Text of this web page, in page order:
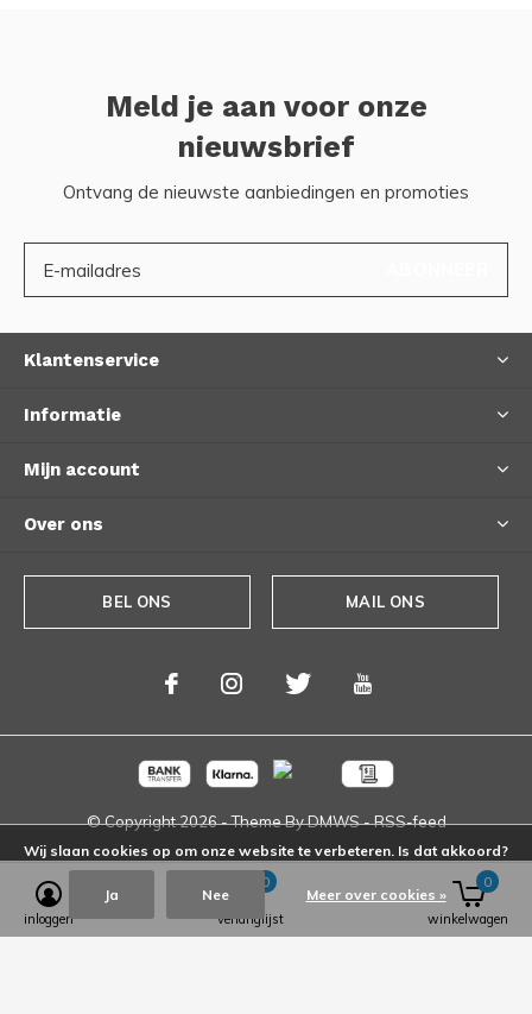
Meld je aan voor onze
nieuwsbrief
Ontvang de nieuwste aanbiedingen en promoties
Klantenservice
Informatie
Mijn account
Over ons
BEL ONS MAIL ONS
© Copyright2026- Theme ByDMWS-RSS-feed
inloggen verlanglijst
0
winkelwagen
0
Wij slaan cookies op om onze website te verbeteren. Is dat akkoord?
Ja Nee Meer over cookies »